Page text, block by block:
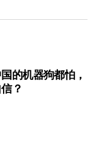
的机器狗都怕，
？